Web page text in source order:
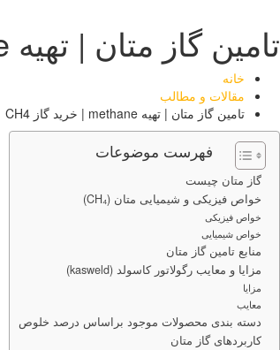
تامین گاز متان | تهیه methane | خرید گاز CH4
خانه
مقالات و مطالب
تامین گاز متان | تهیه methane | خرید گاز CH4
فهرست موضوعات
گاز متان چیست
خواص فیزیکی و شیمیایی متان (CH₄)
خواص فیزیکی
خواص شیمیایی
منابع تامین گاز متان
مزایا و معایب رگولاتور کاسولد (kasweld)
مزایا
معایب
دسته بندی محصولات موجود براساس درصد خلوص
کاربردهای گاز متان